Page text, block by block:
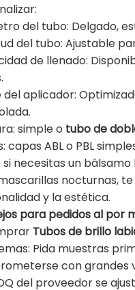
del tubo: Delgado,
del tubo: Ajustable
de llenado:
del aplicador:
simple o tubo de
capas ABL o PBL
si necesitas un
nocturnas,
y la estética.
para pedidos al por
Tubos de brillo
Pida muestras
con grandes
del proveedor se